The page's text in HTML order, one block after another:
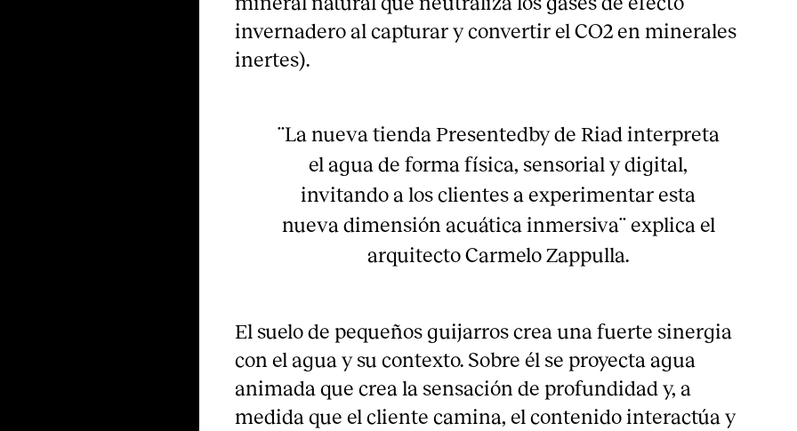
invernadero al capturar y convertir el CO2 en minerales
inertes).
¨La nueva tienda Presentedby de Riad interpreta
el agua de forma física, sensorial y digital,
invitando a los clientes a experimentar esta
nueva dimensión acuática inmersiva¨ explica el
arquitecto Carmelo Zappulla.
El suelo de pequeños guijarros crea una fuerte sinergia
con el agua y su contexto. Sobre él se proyecta agua
animada que crea la sensación de profundidad y, a
medida que el cliente camina, el contenido interactúa y